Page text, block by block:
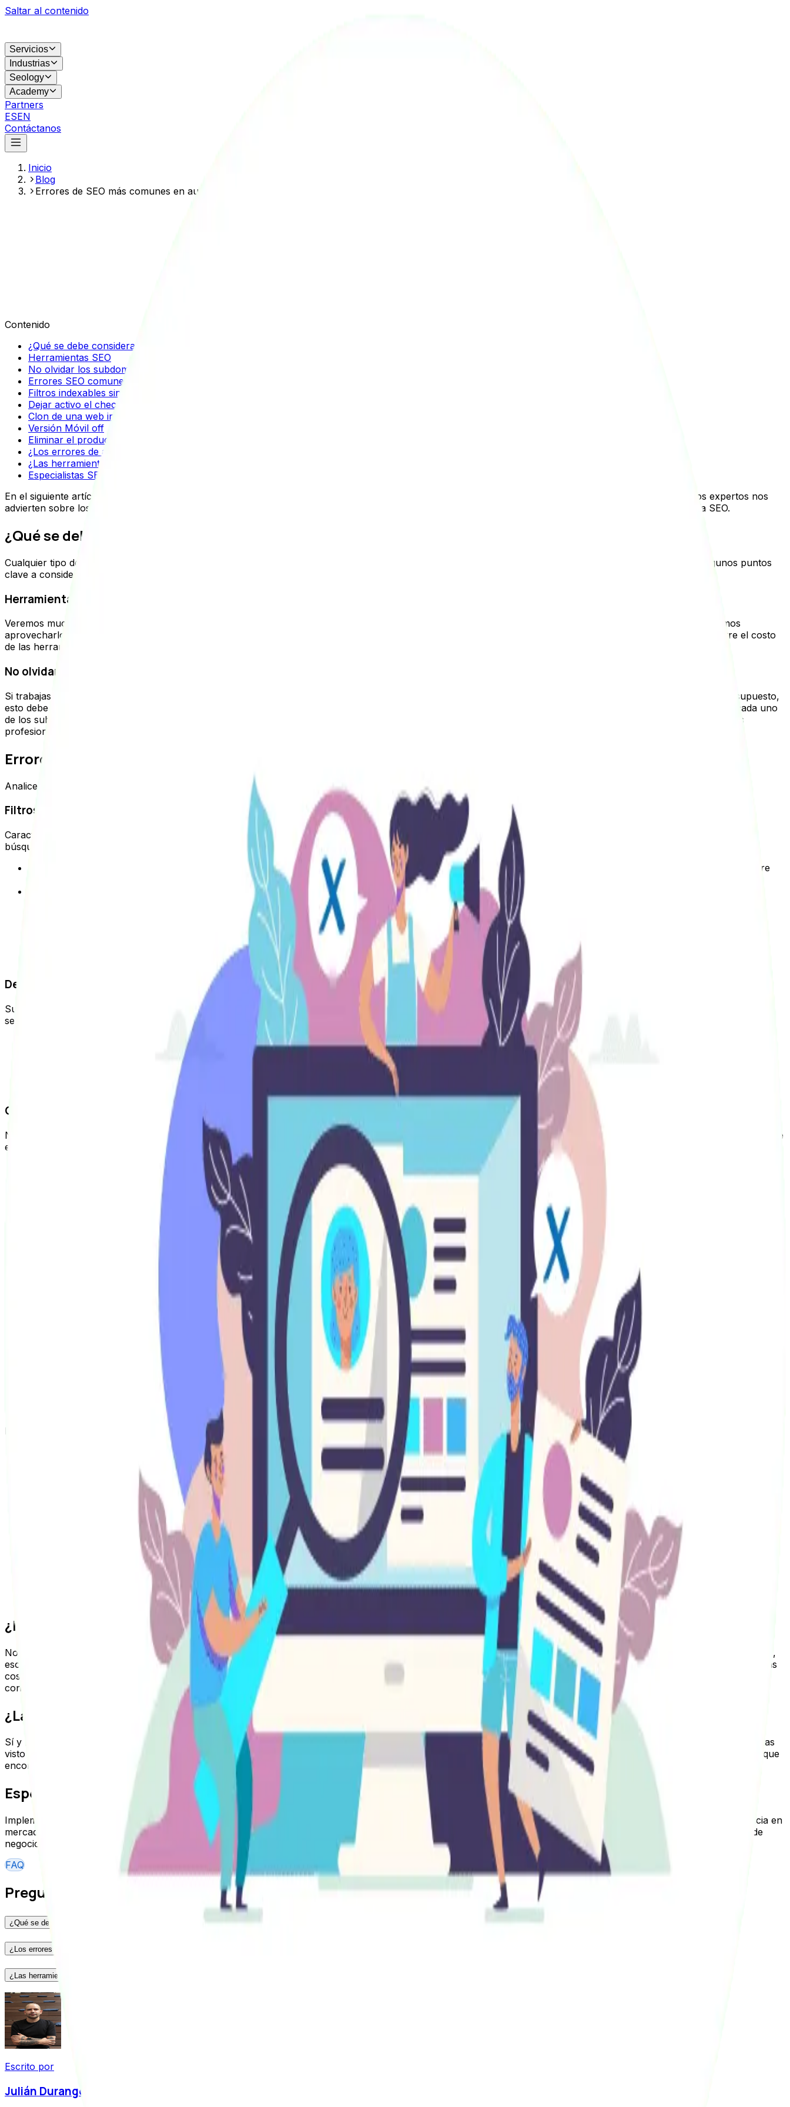
Saltar al contenido
Servicios
Industrias
Seology
Academy
Partners
ESEN
Contáctanos
Inicio
Blog
Errores de SEO más comunes en auditorías
Contenido
¿Qué se debe considerar antes de una auditoría SEO?
Herramientas SEO
No olvidar los subdominios
Errores SEO comunes en auditorías SEO
Filtros indexables sin ningún control
Dejar activo el check de disuadir el robot en WordPress
Clon de una web indexado
Versión Móvil off
Eliminar el producto cuando no hay stock o está descatalogado
¿Los errores de auditorías sólo son técnicos?
¿Las herramientas de SEO realizan comprobaciones exhaustivas?
Especialistas SEO en mercados latinoamericanos
En el siguiente artículo te vamos a enseñar los errores SEO que se encuentran con mayor frecuencia al realizar una
, a pesar de que muchos expertos nos
advierten sobre los riesgos de caer en ellos. Sin embargo, debemos sentar primero las bases principales de lo que necesitamos antes de hacer una auditoría SEO.
¿Qué se debe considerar antes de una auditoría SEO?
Cualquier tipo de auditoría de SEO exitosa debe analizarse antes incluso de pensar en crear una estrategia de SEO. Cuando quiera probar un sitio web, hay algunos puntos
clave a considerar:
Herramientas SEO
Veremos muchos errores SEO comunes que si bien se pueden ver sin el uso de herramientas, lo cierto es que cuando vemos errores SEO de tipo técnico, debemos
aprovecharlos. Por supuesto, esto siempre aplica si quieres hacer la auditoría tú mismo, porque si sabes cómo contratar una agencia de SEO, el presupuesto entre el costo
de las herramientas y el servicio de SEO puede ser significativo.
No olvidar los subdominios
Si trabajas con subdominios, debes prestar atención a esto, porque el cheque no se puede cubrir, sino viceversa. Debes revisar cada uno de tus subdominios. Por supuesto,
esto debe estar en línea con los objetivos de su estrategia, su negocio o lo que quiere lograr con la revisión, para que pueda ver cada punto que hemos puesto en cada uno
de los subdominios. Además de los errores SEO enumerados a continuación, puede consultar este hilo de Twitter con los errores más comunes encontrados por los
profesionales de SEO:
Errores SEO comunes en auditorías SEO
Analicemos cuales son los errores más comunes que encontramos en las auditorías SEO y cómo es posible solucionarlos:
Filtros indexables sin ningún control
Características o atributos de los productos indexados, todos de forma independiente y sin ninguna estrategia. A veces es conveniente indexar cada color porque las
búsquedas tienen esta intención, sin embargo, hay atributos como la talla que no son relevantes.
Introduce en el buscador: site:tuweb.com Así puedes identificar cuántas urls están indexadas y cuáles de esas están compitiendo entre
Usar metarobots para agregar la etiqueta “No index” los filtros (según la estrategia).
Quitar enlaces internos y externos no estructurales a esa url específica.
Poner “Nofollow” enlaces internos no estructurales.
Cuando esté desindexado completamente, bloqueadas por robots los filtros.
Dejar activo el check de disuadir el robot en WordPress
Suele suceder cuando estás en proceso de diseño y por el momento te interesa disuadir a los robots, pero luego se te olvida activarlo, o cuando se realiza una
se pasa por alto la activación.
Cómo se detecta este errorVerifica si el robots.txt tiene estas líneas: user-agent:* Disallow:/ El asterisco representa todos los buscadores y la barra inclinada
evita o impide que el sitio web sea indexado.
En el editor de WordPress en la opción de lectura, quitas el Check de “disuadir a los motores de búsqueda” de indexar el sitio y listo, es así de fácil.
Clon de una web indexado
Normalmente los sitios web tienen un clon en el que se hacen todas las pruebas y si no le ponen restricciones este también puede indexarse simultáneamente con el sitio que
está al aire, esto hace que empiecen a competir entre ellos y genera contenido duplicado.
Introduciendo en Google: site:tuweb.com En los resultados de URLs indexadas se pueden identificar las urls repetidas.
Redireccionar todo el proyecto al dominio original.
Es posible que un sitio web tenga un diseño o una versión para móvil, pero la optimización no está disponible o visible para los usuarios.
Puedes poner la url del sitio en el Mobile-Friendly Test para que esta herramienta identifique si:
Tiene una versión móvil sin diseño ni estilos que pueden ver los usuarios, pero no por los buscadores.
Habilitar el robots.txt CSS o JS.
Eliminar el producto cuando no hay stock o está descatalogado
Le ha pasado a la mayoría de las personas que tiene una tienda virtual.
Una url posicionada pierde todas las búsquedas sin razón aparente de un día para otro, seguro al ingresar en ella podrás encontrar un
Establecer metodología de borrado basado en los siguientes parámetros:
Tiene enlaces entrantes
Tiene Keywords posicionadas
¿Los errores de auditorías sólo son técnicos?
No siempre. Cuando se trata de auditorías de SEO, encontrará una amplia variedad de errores, y aunque muchos de los errores SEO que encontraremos aquí son técnicos,
eso no significa que sean los únicos errores SEO que encontrará de inmediato. El contenido de su página web, las palabras clave, la semántica incrustada son muchas otras
cosas que puede encontrar que están directamente relacionadas con otros errores SEO. Al consultar sitios web, siempre debe tener cuidado porque no solo se debe
considerar el aspecto técnico del SEO.
¿Las herramientas de SEO realizan comprobaciones exhaustivas?
Sí y no, aunque las herramientas de análisis SEO como SEMrush o Ahref son útiles. No se puede confiar en ellos al 100%. Si estás haciendo una auditoría SEO y como has
visto en este artículo, hay muchas opciones que debes hacer “manualmente” y comprobarlo directamente en tu web.En cuanto a las herramientas, no pueden decirle lo que
encontrará si sigue los pasos descritos aquí. Encuentra en Seology estrategias
SEO para Servicios Médicos , E commerce, Universidades y cualquier otra industria.
Especialistas SEO en mercados latinoamericanos
Implementar estas estrategias de forma efectiva marca la diferencia entre el éxito y el estancamiento digital. Si necesitas apoyo profesional, en Seology tenemos presencia en
mercados clave: nuestra
agencia SEO Colombia atiende empresas que buscan crecer en el mercado colombiano, y nuestraAgencia SEO en Chile
impulsa la visibilidad de
negocios en el mercado chileno.
FAQ
Preguntas frecuentes
¿Qué se debe considerar antes de una auditoría SEO?
¿Los errores de auditorías sólo son técnicos?
¿Las herramientas de SEO realizan comprobaciones exhaustivas?
Escrito por
Julián Durango